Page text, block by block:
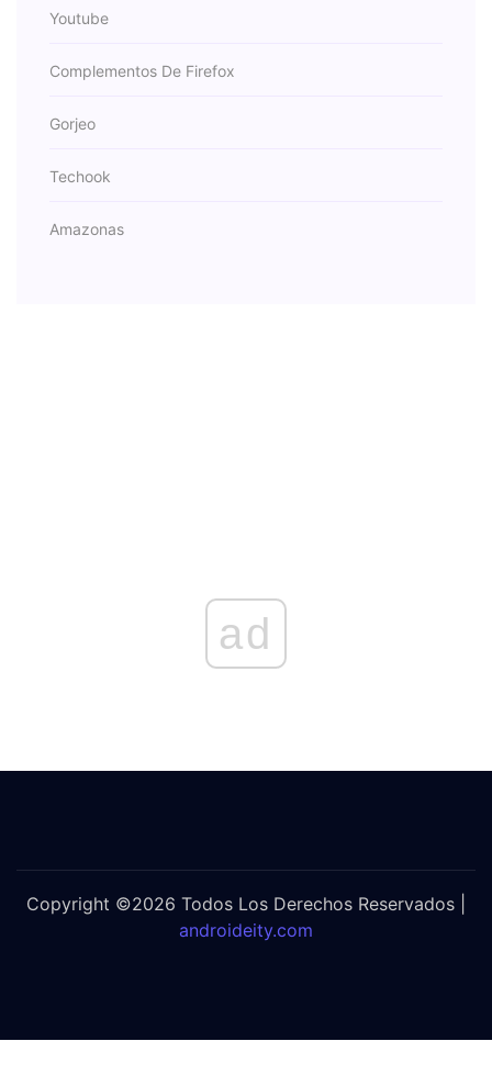
Youtube
Complementos De Firefox
Gorjeo
Techook
Amazonas
ad
Copyright ©2026 Todos Los Derechos Reservados |
androideity.com